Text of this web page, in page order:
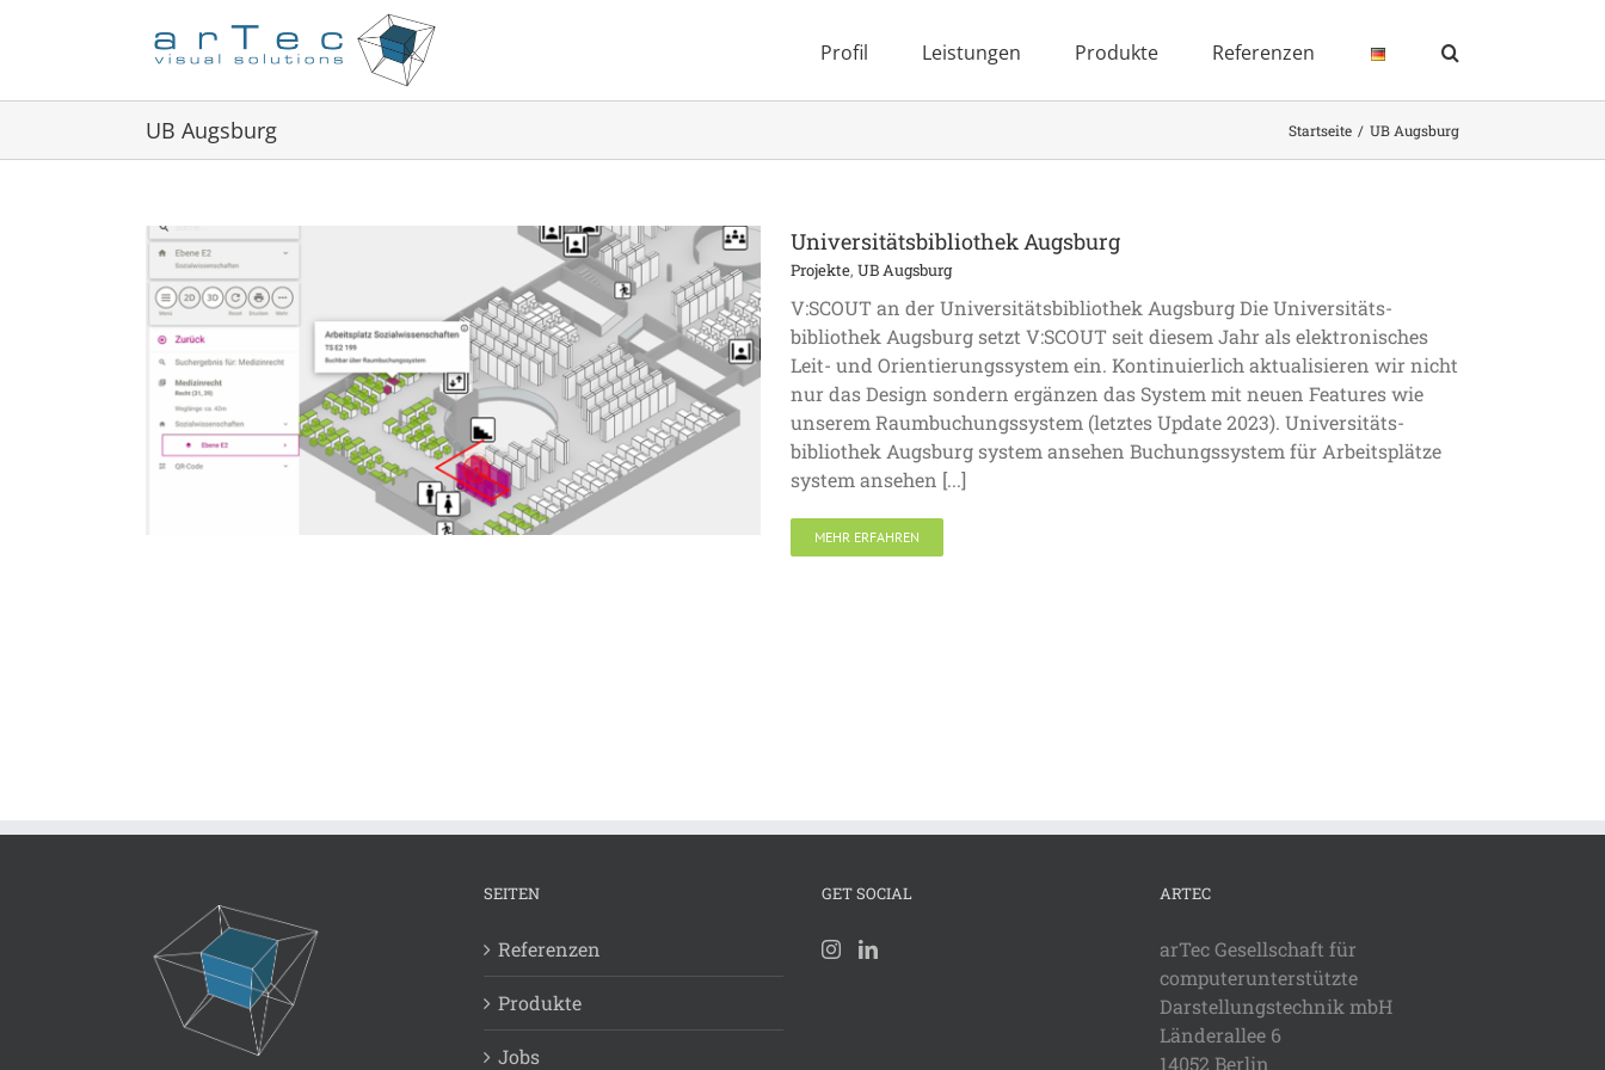
Profil Leistungen Produkte Referenzen
UB Augsburg Startseite UB Augsburg
Universitäts­bibliothek Augsburg
Projekte, UB Augsburg
V:SCOUT an der Universitäts­bibliothek Augsburg Die Universitäts­
bibliothek Augsburg setzt V:SCOUT seit diesem Jahr als elektronisches
Leit- und Orientierungssystem ein. Kontinuierlich aktualisieren wir nicht
nur das Design sondern ergänzen das System mit neuen Features wie
unserem Raumbuchungssystem (letztes Update 2023). Universitäts­
bibliothek Augsburg system ansehen Buchungssystem für Arbeitsplätze
system ansehen [...]
MEHR ERFAHREN
SEITEN
Referenzen
Produkte
Jobs
GET SOCIAL ARTEC
arTec Gesellschaft für
computerunterstützte
Darstellungstechnik mbH
Länderallee 6
14052 Berlin